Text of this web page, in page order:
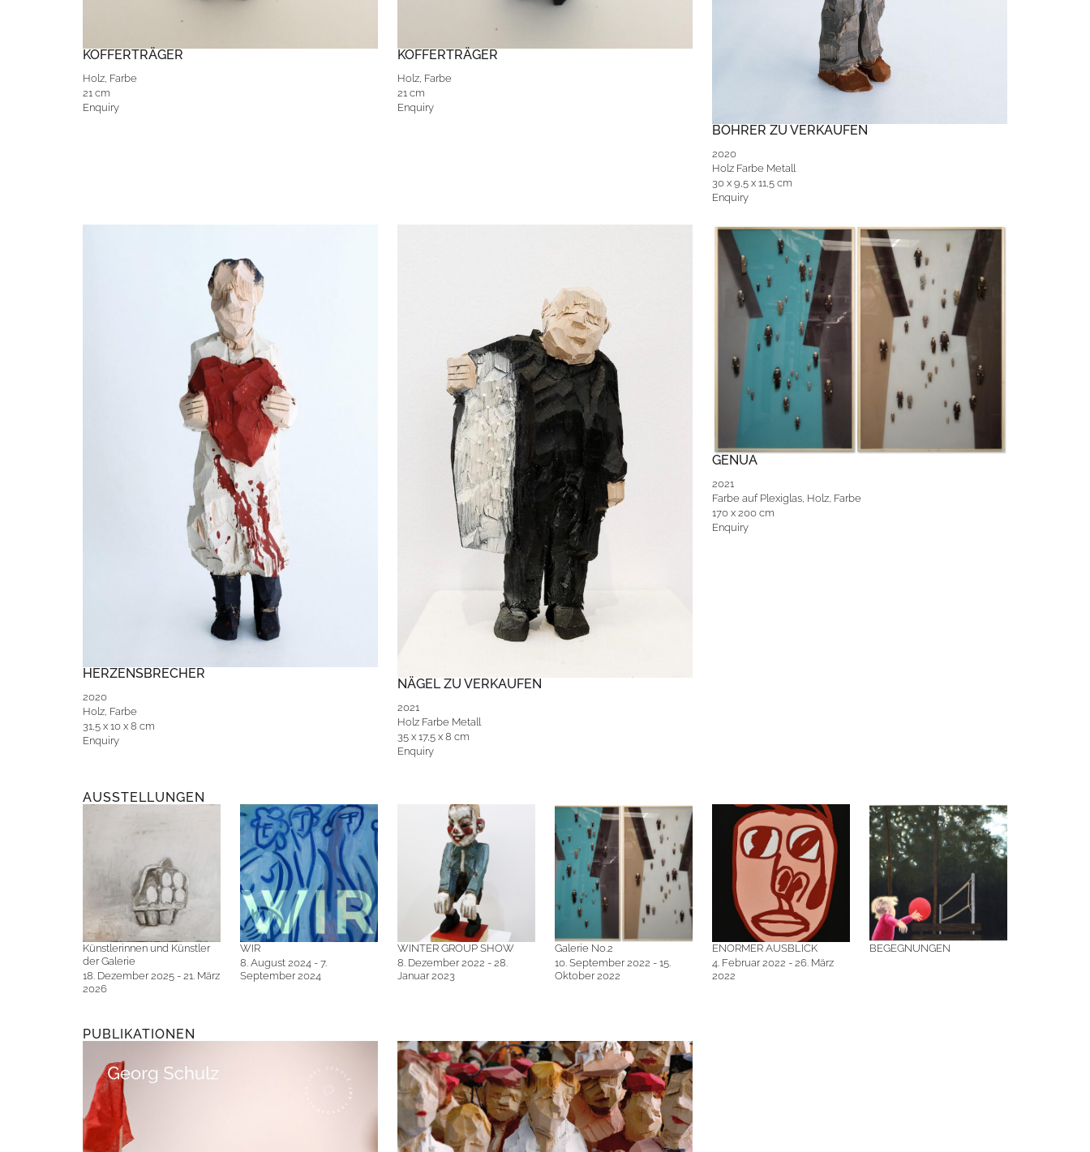
KOFFERTRÄGER
Holz, Farbe
21 cm
Enquiry
KOFFERTRÄGER
Holz, Farbe
21 cm
Enquiry
BOHRER ZU VERKAUFEN
2020
Holz Farbe Metall
30 x 9,5 x 11,5 cm
Enquiry
HERZENSBRECHER
2020
Holz, Farbe
31,5 x 10 x 8 cm
Enquiry
NÄGEL ZU VERKAUFEN
2021
Holz Farbe Metall
35 x 17,5 x 8 cm
Enquiry
GENUA
2021
Farbe auf Plexiglas, Holz, Farbe
170 x 200 cm
Enquiry
AUSSTELLUNGEN
Künstlerinnen und Künstler
der Galerie
18. Dezember 2025 - 21. März
2026
WIR
8. August 2024 - 7.
September 2024
WINTER GROUP SHOW
8. Dezember 2022 - 28.
Januar 2023
Galerie No.2
10. September 2022 - 15.
Oktober 2022
ENORMER AUSBLICK
4. Februar 2022 - 26. März
2022
BEGEGNUNGEN
PUBLIKATIONEN